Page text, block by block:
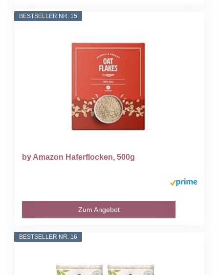
BESTSELLER NR. 15
by Amazon Haferflocken, 500g
Zum Angebot
BESTSELLER NR. 16